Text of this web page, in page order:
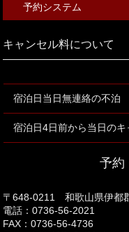
予約システム
キャンセル料について
宿泊日当日無連絡の不泊
宿泊日4日前から当日のキ
予約
〒648-0211 和歌山県伊都
電話：0736-56-2021
FAX：0736-56-4736